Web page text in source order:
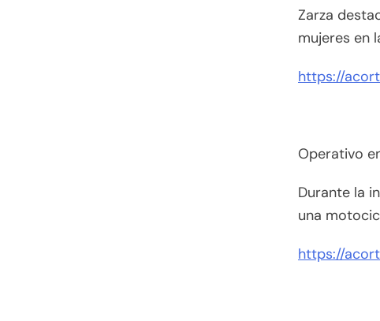
Zarza
mujeres en
https://
Operativo
Durante la
una
https://